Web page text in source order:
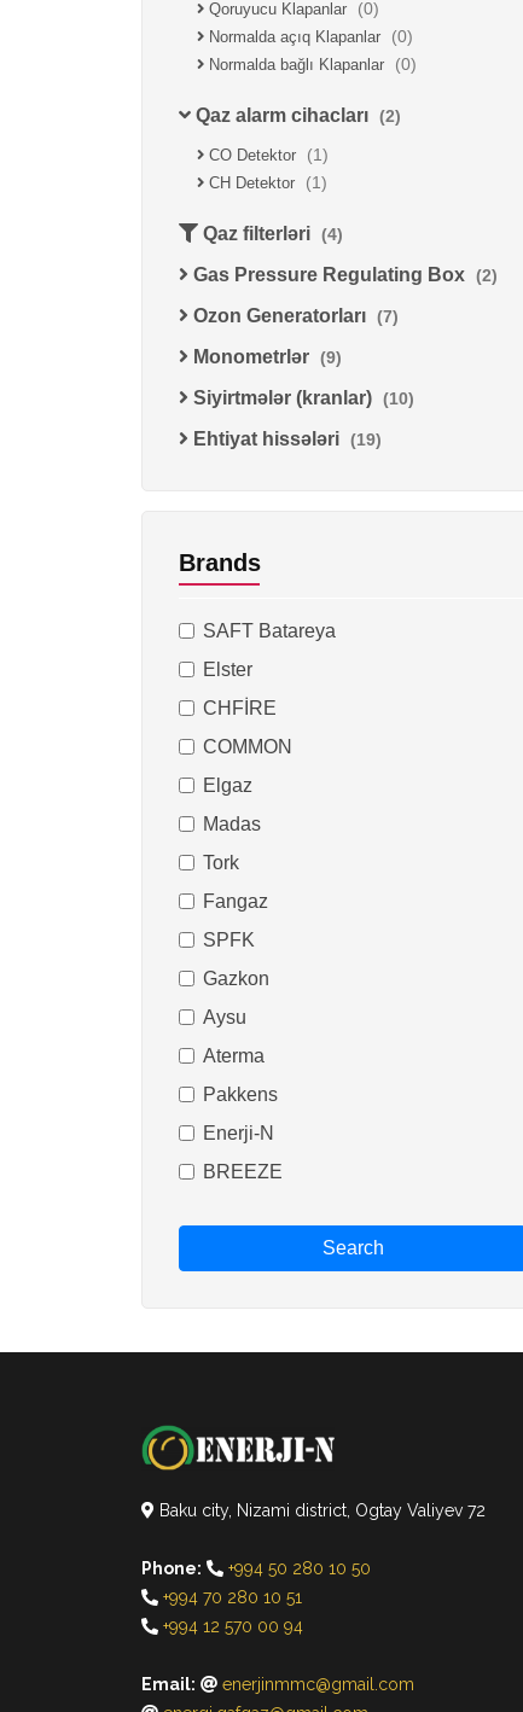
Qoruyucu Klapanlar (0)
Normalda açıq Klapanlar (0)
Normalda bağlı Klapanlar (0)
Qaz alarm cihacları (2)
CO Detektor (1)
CH Detektor (1)
Qaz filterləri (4)
Gas Pressure Regulating Box (2)
Ozon Generatorları (7)
Monometrlər (9)
Siyirtmələr (kranlar) (10)
Ehtiyat hissələri (19)
Brands
SAFT Batareya
Elster
CHFİRE
COMMON
Elgaz
Madas
Tork
Fangaz
SPFK
Gazkon
Aysu
Aterma
Pakkens
Enerji-N
BREEZE
Search
Baku city, Nizami district, Ogtay Valiyev 72
Phone:
+994 50 280 10 50
+994 70 280 10 51
+994 12 570 00 94
Email:
enerjinmmc@gmail.com